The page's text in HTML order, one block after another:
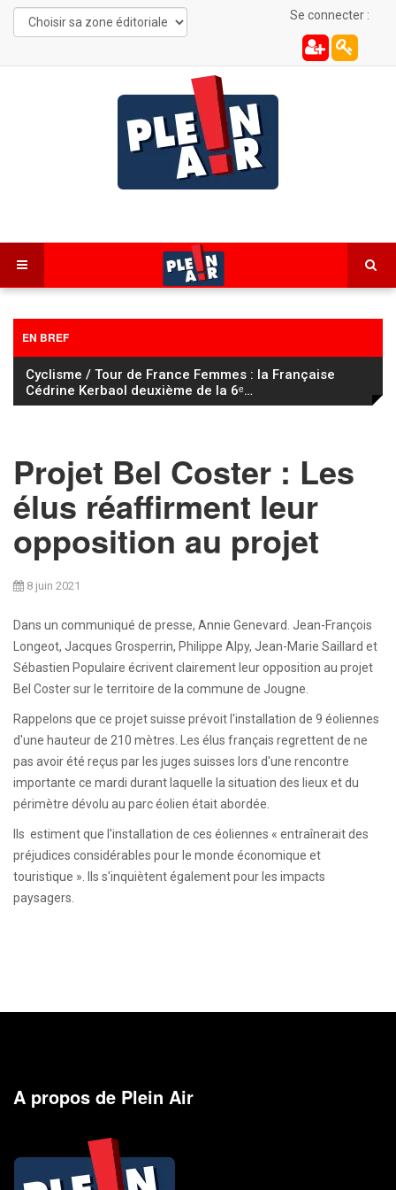
Se connecter :
EN BREF
Cyclisme / Tour de France Femmes : la Française
Cédrine Kerbaol deuxième de la 6ᵉ…
Projet Bel Coster : Les
élus réaffirment leur
opposition au projet
8 juin 2021
Dans un communiqué de presse, Annie Genevard. Jean-François
Longeot, Jacques Grosperrin, Philippe Alpy, Jean-Marie Saillard et
Sébastien Populaire écrivent clairement leur opposition au projet
Bel Coster sur le territoire de la commune de Jougne.
Rappelons que ce projet suisse prévoit l'installation de 9 éoliennes
d'une hauteur de 210 mètres. Les élus français regrettent de ne
pas avoir été reçus par les juges suisses lors d'une rencontre
importante ce mardi durant laquelle la situation des lieux et du
périmètre dévolu au parc éolien était abordée.
Ils estiment que l'installation de ces éoliennes « entraînerait des
préjudices considérables pour le monde économique et
touristique ». Ils s'inquiètent également pour les impacts
paysagers.
A propos de Plein Air